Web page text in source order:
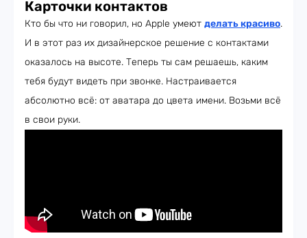
Карточки контактов
Кто бы что ни говорил, но Apple умеют делать красиво.
И в этот раз их дизайнерское решение с контактами
оказалось на высоте. Теперь ты сам решаешь, каким
тебя будут видеть при звонке. Настраивается
абсолютно всё: от аватара до цвета имени. Возьми всё
в свои руки.